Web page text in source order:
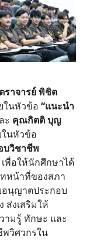
ราจารย์ พิชิต
ในหัวข้อ “แนะนำ
ะ คุณกิตติ บุญ
นหัวข้อ
บวิชาชีพ
เพื่อให้นักศึกษาได้
ทหน้าที่ของสภา
นุญาตประกอบ
ส่งเสริมให้
ามรู้ ทักษะ และ
วิศวกรใน